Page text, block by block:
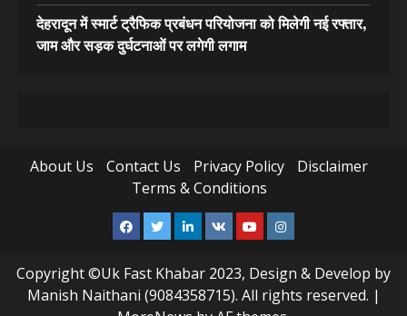
देहरादून में स्मार्ट ट्रैफिक प्रबंधन परियोजना को मिलेगी नई रफ्तार,
जाम और सड़क दुर्घटनाओं पर लगेगी लगाम
About Us Contact Us Privacy Policy
Disclaimer
Terms & Conditions
Facebook
TwitterLinkedin
VK YoutubeInstagram
Copyright ©Uk Fast Khabar 2023, Design & Develop by
Manish Naithani (9084358715). All rights reserved. |